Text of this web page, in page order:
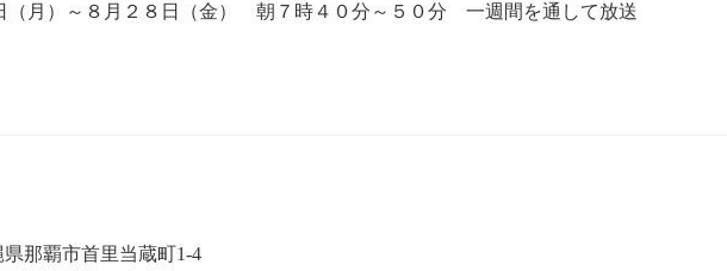
（月）～８月２８日（金） 朝７時４０分～５０分 一週間を通して放送
那覇市首里当蔵町1-4